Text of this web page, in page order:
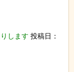
します 投稿日：